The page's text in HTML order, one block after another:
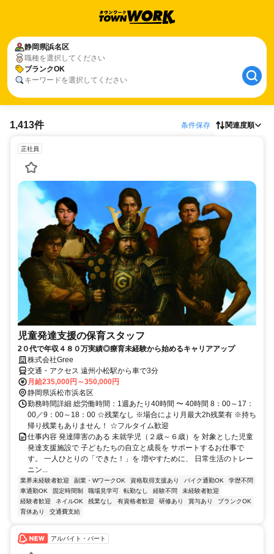
静岡県浜名区
職種を選択してください
ブランクOK
キーワードを選択してください
1,413件 条件保存 関連度順
正社員
児童発達支援の保育スタッフ
2０代で年収４８０万実績◎療育未経験から始めるキャリアアップ
株式会社Gree
交通・アクセス 遠州小松駅から車で3分
月給235,000円～350,000円
静岡県浜松市浜名区
勤務時間詳細 総労働時間：1週あたり40時間 〜 40時間 8：00～17：
00／9：00～18：00 ☆残業なし ※場合により月最大2h残業有 ※持ち
帰り残業もありません！ ☆フルタイム歓迎
仕事内容 発達障害のある 未就学児（２歳～６歳）を 対象とした児童
発達支援施設で 子どもたちの自立と成長を サポートするお仕事で
す。 一人ひとりの「できた！」を 増やすために、 日常生活のトレー
ニン...
業界未経験者歓迎 副業・WワークOK 資格取得支援あり バイク通勤OK
学歴不問
車通勤OK
固定時間制 職場見学可 転勤なし 経験不問
未経験者歓迎
経験者歓迎
ネイルOK 残業なし 有資格者歓迎 研修あり 賞与あり
ブランクOK
育休あり
交通費支給
アルバイト・パート